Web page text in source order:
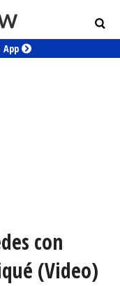
con
(Video)